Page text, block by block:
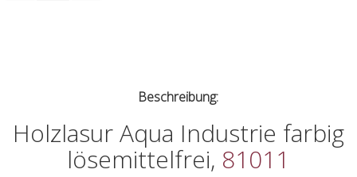
Beschreibung:
Holzlasur Aqua Industrie farbig
lösemittelfrei, 81011